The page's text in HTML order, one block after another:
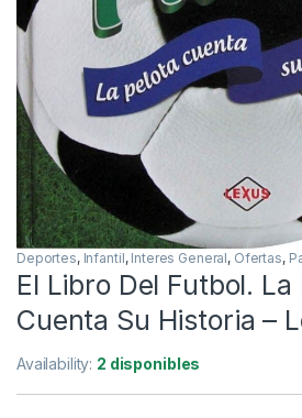
Deportes, Infantil, Interes General, Ofertas,
El Libro Del Futbol. La
Cuenta Su Historia –
Availability: 2 disponibles